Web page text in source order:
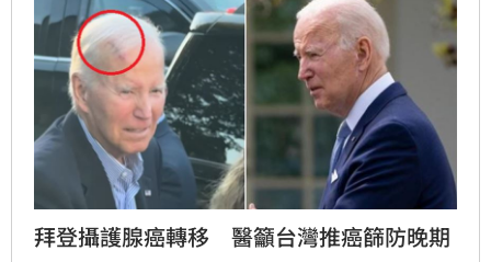
拜登攝護腺癌轉移　醫籲台灣推癌篩防晚期